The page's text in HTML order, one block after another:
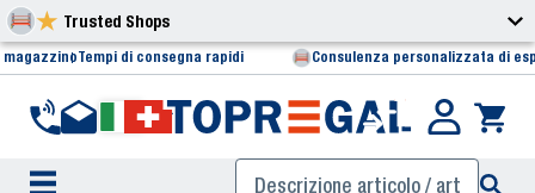
Trusted Shops
magazzinoTempi di consegna rapidi Consulenza personalizzata di